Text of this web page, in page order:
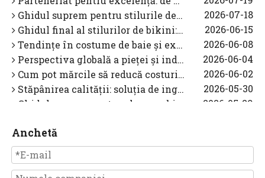
Ghidul suprem pentru stilurile de bikini: informații experți pentru mărcile de costume de baie
2026-07-18
Ghidul final al stilurilor de bikini: tendințe, selecție și informații despre producție pentru 2026
2026-06-15
Tendințe în costume de baie și excelență în producție în 2026
2026-06-08
Perspectiva globală a pieței și industriei de costume de baie în 2026: un ghid strategic pentru mărci
2026-06-04
Cum pot mărcile să reducă costurile de producție, menținând în același timp calitatea în producția de costume de baie
2026-06-02
Stăpânirea calității: soluția de inginerie pentru alunecarea costumelor de baie fără bretele
2026-05-30
Ghidul suprem pentru alegerea bikinilor perfect pentru fiecare formă de corp: Perspective ale experților
2026-05-29
De ce calitatea curelei de bikini poate face sau distruge marca dvs. de costume de baie
Cum costumele de baie OEM cu patru ace și șase fire rezolvă punctele dureroase din 2026 și măresc profitabilitatea mărcii
În spatele cusăturilor: cum stăpânim controlul calității în producția de costume de baie de ultimă generație
Cum să alegi producători de încredere de costume de baie pentru marca ta?
2026-03-05
Anchetă